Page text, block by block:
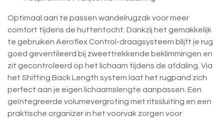
Optimaal aan te passen wandelrugzak voor meer
comfort tijdens de huttentocht. Dankzij het gemakkelijk
te gebruiken Aeroflex Control-draagsysteem blijft je rug
goed geventileerd bij zweettrekkende beklimmingen en
zit gecontroleerd op het lichaam tijdens de afdaling. Via
het Shifting Back Length system laat het rugpand zich
perfect aan je eigen lichaamslengte aanpassen. Een
geïntegreerde volumevergroting met ritssluiting en een
praktische organizer in het voorvak zorgen voor